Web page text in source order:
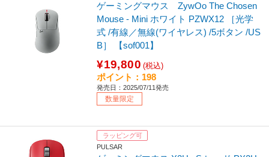
ゲーミングマウス ZywOo The Chosen
Mouse - Mini ホワイト PZWX12 ［光学
式 /有線／無線(ワイヤレス) /5ボタン /US
B］ 【sof001】
¥19,800 (税込)
ポイント：198
発売日：2025/07/11発売
数量限定
ラッピング可
PULSAR